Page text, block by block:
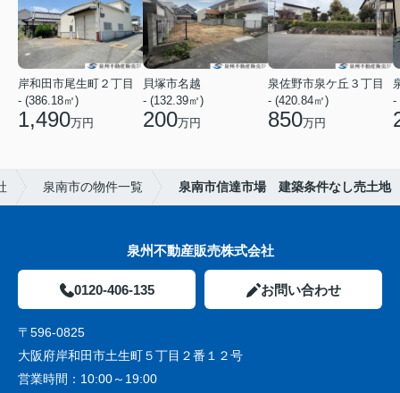
岸和田市尾生町２丁目
- (386.18㎡)
1,490万円
貝塚市名越
- (132.39㎡)
200万円
泉佐野市泉ケ丘３丁目
- (420.84㎡)
850万円
-
泉南市の物件一覧 泉南市信達市場 建築条件なし売土地
泉州不動産販売株式会社
0120-406-135 お問い合わせ
〒596-0825
大阪府岸和田市土生町５丁目２番１２号
営業時間： 10:00～19:00